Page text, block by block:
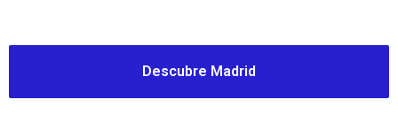
Descubre Madrid